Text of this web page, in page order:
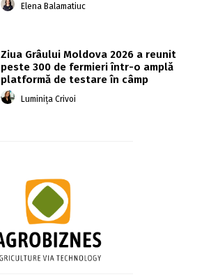
Elena Balamatiuc
Ziua Grâului Moldova 2026 a reunit
peste 300 de fermieri într-o amplă
platformă de testare în câmp
Luminița Crivoi